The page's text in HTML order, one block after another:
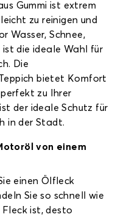
Gummi ist extrem
zu reinigen und
Wasser, Schnee,
ist die ideale Wahl für
Die
bietet Komfort
zu Ihrer
der ideale Schutz für
in der Stadt.
von einem
einen Ölfleck
Sie so schnell wie
Fleck ist, desto